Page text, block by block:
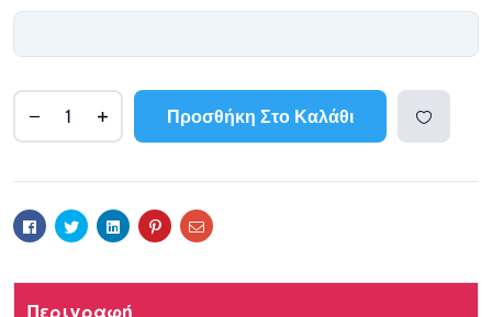
Προσθήκη Στο Καλάθι
l
r
Facebook
TwitterLinkedinPinterestEmail
Περιγραφή